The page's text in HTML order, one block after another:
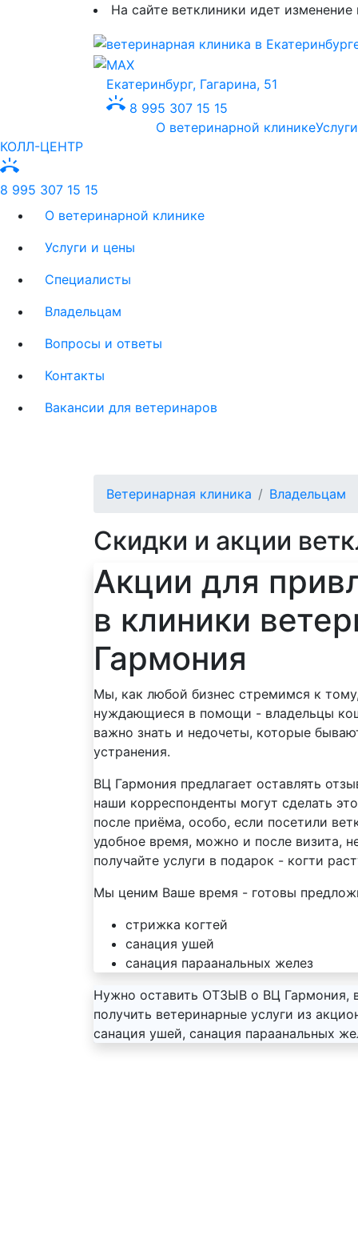
На сайте ветклиники идет
Екатеринбург, Гагарина, 51
ring_volume 8 995 307 15 15
О ветеринарной клинике
КОЛЛ-ЦЕНТР
ring_volume
8 995 307 15 15
О ветеринарной клинике
Услуги и цены
Специалисты
Владельцам
Вопросы и ответы
Контакты
Вакансии для ветеринаров
Ветеринарная клиника
Владельцам
Скидки и акции
Акции для
в клиники
Гармония
Мы, как любой бизнес стремимся к
нуждающиеся в помощи - владельцы
важно знать и недочеты, которые
устранения.
ВЦ Гармония предлагает оставлять
наши корреспонденты могут сделать
после приёма, особо, если посетили
удобное время, можно и после визита,
получайте услуги в подарок - когти
Мы ценим Ваше время - готовы
стрижка когтей
санация ушей
санация параанальных желез
Нужно оставить ОТЗЫВ о ВЦ Гармония,
получить ветеринарные услуги из
санация ушей, санация параанальных